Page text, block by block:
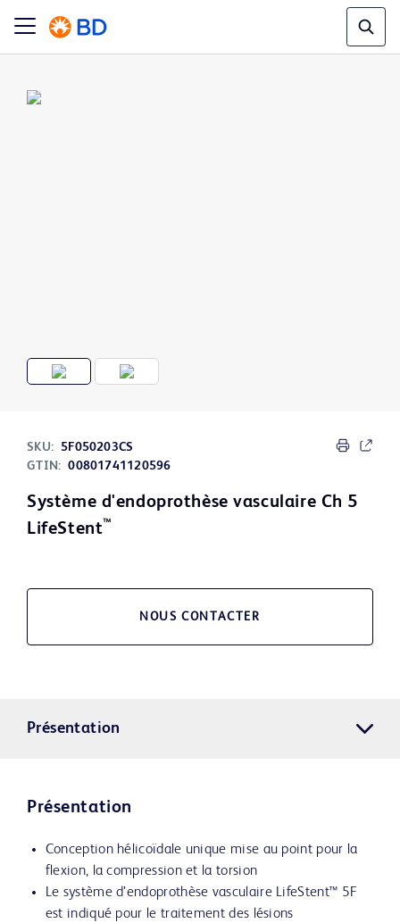
SKU:
5F050203CS
GTIN: 00801741120596
Système d'endoprothèse vasculaire Ch 5
LifeStent™
NOUS CONTACTER
Présentation
Présentation
Conception hélicoïdale unique mise au point pour la
flexion, la compression et la torsion
Le système d’endoprothèse vasculaire LifeStent™ 5F
est indiqué pour le traitement des lésions